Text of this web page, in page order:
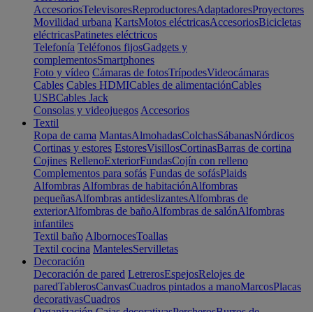
AccesoriosTelevisoresReproductoresAdaptadoresProyectores
Movilidad urbana KartsMotos eléctricasAccesoriosBicicletas
eléctricasPatinetes eléctricos
Telefonía Teléfonos fijosGadgets y
complementosSmartphones
Foto y vídeo Cámaras de fotosTrípodesVideocámaras
Cables Cables HDMICables de alimentaciónCables
USBCables Jack
Consolas y videojuegos Accesorios
Textil
Ropa de cama MantasAlmohadasColchasSábanasNórdicos
Cortinas y estores EstoresVisillosCortinasBarras de cortina
Cojines RellenoExteriorFundasCojín con relleno
Complementos para sofás Fundas de sofásPlaids
Alfombras Alfombras de habitaciónAlfombras
pequeñasAlfombras antideslizantesAlfombras de
exteriorAlfombras de bañoAlfombras de salónAlfombras
infantiles
Textil baño AlbornocesToallas
Textil cocina MantelesServilletas
Decoración
Decoración de pared LetrerosEspejosRelojes de
paredTablerosCanvasCuadros pintados a manoMarcosPlacas
decorativasCuadros